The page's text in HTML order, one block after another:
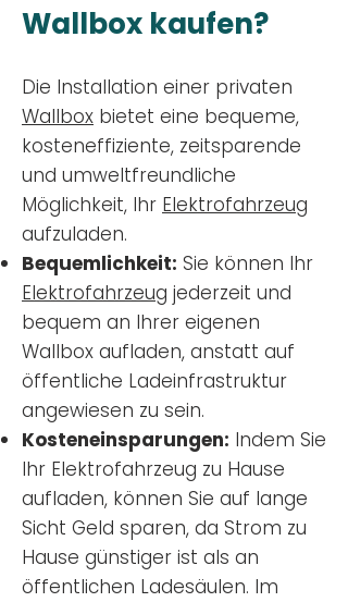
Wallbox kaufen?
Die Installation einer privaten
Wallbox bietet eine bequeme,
kosteneffiziente, zeitsparende
und umweltfreundliche
Möglichkeit, Ihr Elektrofahrzeug
aufzuladen.
Bequemlichkeit: Sie können Ihr
Elektrofahrzeug jederzeit und
bequem an Ihrer eigenen
Wallbox aufladen, anstatt auf
öffentliche Ladeinfrastruktur
angewiesen zu sein.
Kosteneinsparungen: Indem Sie
Ihr Elektrofahrzeug zu Hause
aufladen, können Sie auf lange
Sicht Geld sparen, da Strom zu
Hause günstiger ist als an
öffentlichen Ladesäulen. Im